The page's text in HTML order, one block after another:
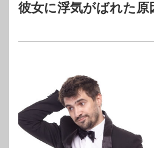
彼女に浮気がばれた原